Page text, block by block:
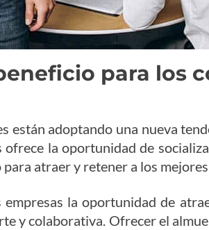
para los
están adoptando una nueva
la oportunidad de
atraer y retener a los
la oportunidad de
y colaborativa. Ofrecer el